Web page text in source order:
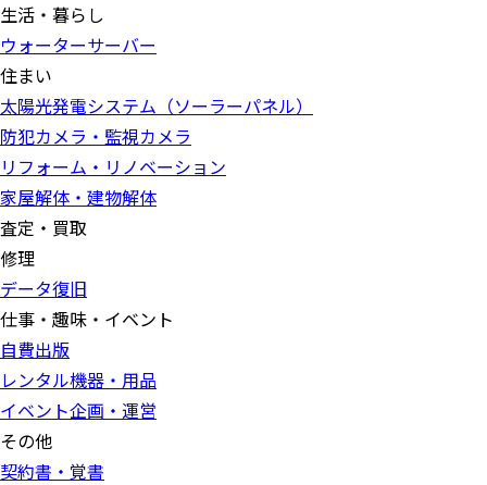
生活・暮らし
ウォーターサーバー
住まい
太陽光発電システム（ソーラーパネル）
防犯カメラ・監視カメラ
リフォーム・リノベーション
家屋解体・建物解体
査定・買取
修理
データ復旧
仕事・趣味・イベント
自費出版
レンタル機器・用品
イベント企画・運営
その他
契約書・覚書